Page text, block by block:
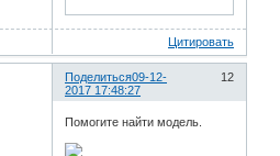
Цитировать
Поделиться 12
09-12-
2017 17:48:27
Помогите найти модель.